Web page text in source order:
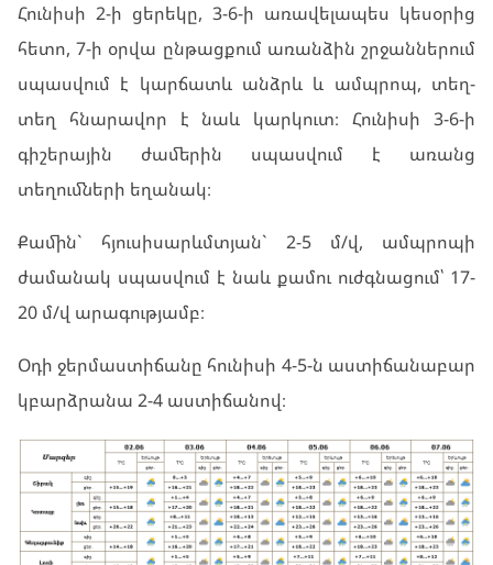
Հունիսի 2-ի ցերեկը, 3-6-ի առավելապես կեսօրից
հետո, 7-ի օրվա ընթացքում առանձին շրջաններում
սպասվում է կարճատև անձրև և ամպրոպ, տեղ-
տեղ հնարավոր է նաև կարկուտ։ Հունիսի 3-6-ի
գիշերային ժամերին սպասվում է առանց
տեղումների եղանակ։
Քամին` հյուսիսարևմտյան` 2-5 մ/վ, ամպրոպի
ժամանակ սպասվում է նաև քամու ուժգնացում՝ 17-
20 մ/վ արագությամբ։
Օդի ջերմաստիճանը հունիսի 4-5-ն աստիճանաբար
կբարձրանա 2-4 աստիճանով։